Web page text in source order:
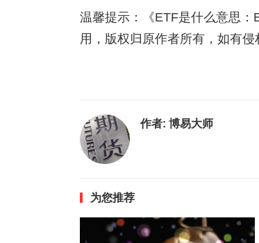
温馨提示：《ETF是什么意思
用，版权归原作者所有，如有侵
作者: 博易大师
为您推荐